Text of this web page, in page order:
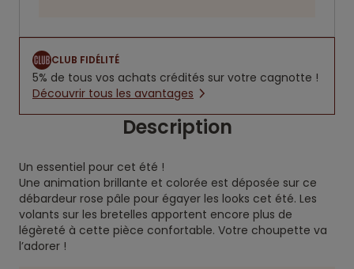
CLUB FIDÉLITÉ
5% de tous vos achats crédités sur votre cagnotte !
Découvrir tous les avantages
Description
Un essentiel pour cet été !
Une animation brillante et colorée est déposée sur ce
débardeur rose pâle pour égayer les looks cet été. Les
volants sur les bretelles apportent encore plus de
légèreté à cette pièce confortable. Votre choupette va
l’adorer !